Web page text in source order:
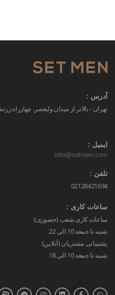
آدرس :
تهران - بالاتر از میدان ولیعصر،
ایمیل :
info@setmen.com
تلفن :
02128421694
ساعات کاری :
ساعات کاری شعب (حضوری):
شنبه تا جمعه 10 الی 22
پشتیبانی مشتریان (آنلاین):
شنبه تا جمعه 10 الی 18